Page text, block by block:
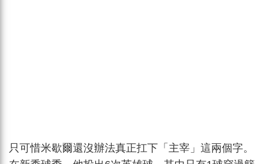
只可惜米歇爾還沒辦法真正扛下「主宰」這兩個字。